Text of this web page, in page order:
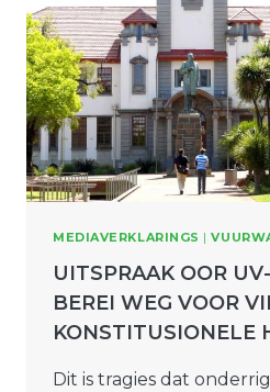
MEDIAVERKLARINGS |
UITSPRAAK OOR
BEREI WEG VOOR
KONSTITUSIONELE
Dit is tragies dat